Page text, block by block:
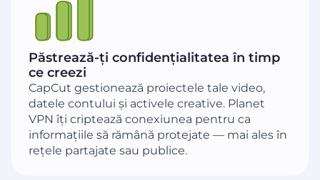
Păstrează-ți confidențialitatea în timp
ce creezi
CapCut gestionează proiectele tale video,
datele contului și activele creative. Planet
VPN îți criptează conexiunea pentru ca
informațiile să rămână protejate — mai ales în
rețele partajate sau publice.